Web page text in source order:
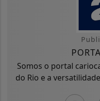
Somos o portal
do Rio e a